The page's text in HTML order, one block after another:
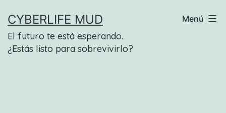
contenido
CYBERLIFE MUD
El futuro te está esperando.
¿Estás listo para sobrevivirlo?
Menú